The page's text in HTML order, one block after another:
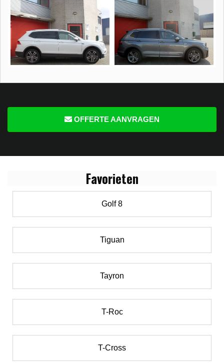
OFFERTE AANVRAGEN
Favorieten
Golf 8
Tiguan
Tayron
T-Roc
T-Cross